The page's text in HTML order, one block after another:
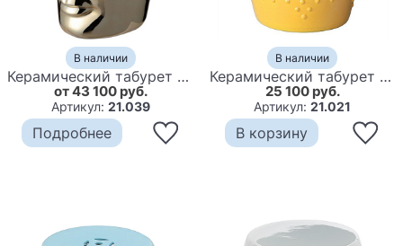
В наличии
Керамический табурет Золотое Лицо
от 43 100 руб.
Артикул: 21.039
Подробнее
В наличии
Керамический табурет Prosperity Color Yellow
25 100 руб.
Артикул:21.021
В корзину